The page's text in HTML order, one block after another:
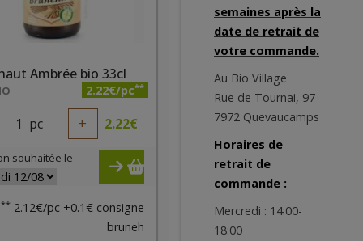
Ambrée bio 33cl
2.22€/pc**
1 pc + 2.22€
souhaitée le
** 2.12€/pc +0.1€ consigne
bruneh
semaines après la
date de retrait de
votre commande.
Au Bio Village
Rue de Tournai, 97
7972 Quevaucamps
Horaires de
retrait de
commande :
Mercredi : 14:00-
18:00